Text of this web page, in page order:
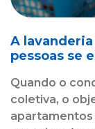
A
pessoas se
Quando o
coletiva, o
apartamentos